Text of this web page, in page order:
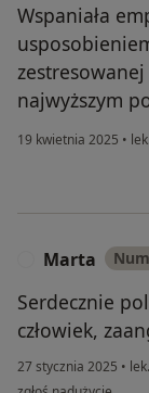
Wspaniała
najwyższym
19 kwietnia 2025 •
Marta
Serdecznie
człowiek,
27 stycznia 2025 •
w opinii użytkownika